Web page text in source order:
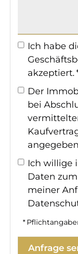
Ich habe
akzeptiert.
Der
bei
Ich willige
Daten
meiner
*
Anfrage